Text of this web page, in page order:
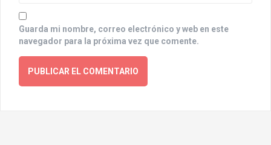
Guarda mi nombre, correo electrónico y web en este
navegador para la próxima vez que comente.